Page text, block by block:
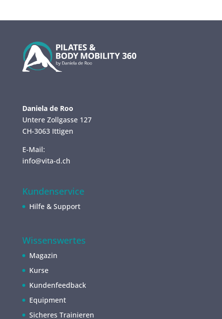
Daniela de Roo
Untere Zollgasse 127
CH-3063 Ittigen
E-Mail:
info@vita-d.ch
Kundenservice
Hilfe & Support
Wissenswertes
Magazin
Kurse
Kundenfeedback
Equipment
Sicheres Trainieren